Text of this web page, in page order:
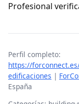
Profesional
Perfil completo:
https://
edificaciones |
España